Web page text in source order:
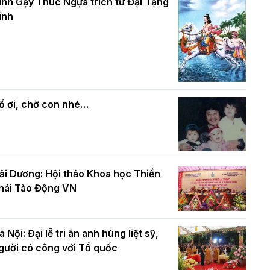
mừng Đại lễ Phật đản PL.2570 –
mùa Phật đản PL.2570
Phật giáo chính tín Phần 7: Luật nhân
quả
ơi, chờ con nhé…
Dương: Hội thảo Khoa học Thiền
Tào Động VN
Nội: Đại lễ tri ân anh hùng liệt sỹ,
có công với Tổ quốc